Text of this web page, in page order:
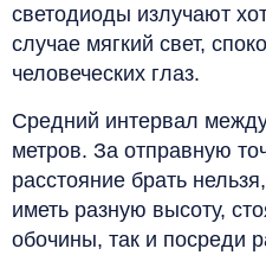
светодиоды излучают
случае мягкий свет,
человеческих глаз.
Средний интервал
метров. За отправную
расстояние брать
иметь разную высоту,
обочины, так и посреди